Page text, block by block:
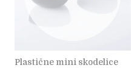
plastične mini skodelice